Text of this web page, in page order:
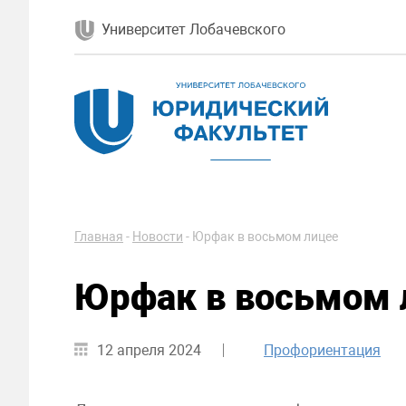
Университет Лобачевского
Главная - Новости - Юрфак в восьмом лицее
Юрфак в восьмом
12 апреля 2024 Профориентация